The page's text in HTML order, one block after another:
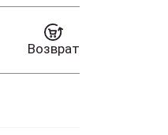
Возврат